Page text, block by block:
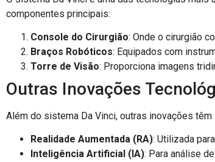
componentes principais:
Console do Cirurgião: Onde o cirurgião
Braços Robóticos: Equipados com
Torre de Visão: Proporciona imagens
Outras Inovações
Além do sistema Da Vinci, outras inovações
Realidade Aumentada (RA): Utilizada
Inteligência Artificial (IA): Para análise